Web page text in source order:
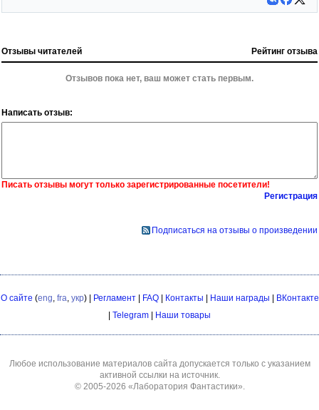
Отзывы читателей Рейтинг отзыва
Отзывов пока нет, ваш может стать первым.
Написать отзыв:
Писать отзывы могут только зарегистрированные посетители!
Регистрация
Подписаться на отзывы о произведении
О сайте (eng fra укр) | Регламент| FAQ| Контакты | Наши награды | ВКонтакте
| Telegram | Наши товары
Любое использование материалов сайта допускается только с указанием
активной ссылки на источник.
© 2005-2026 «Лаборатория Фантастики»